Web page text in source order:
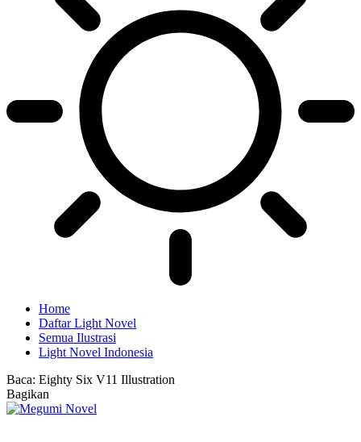
Home
Daftar Light Novel
Semua Ilustrasi
Light Novel Indonesia
Baca: Eighty Six V11 Illustration
Bagikan